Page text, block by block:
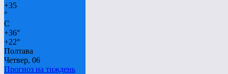
+35
°
C
+36°
+22°
Полтава
Четвер, 06
Прогноз на тиждень